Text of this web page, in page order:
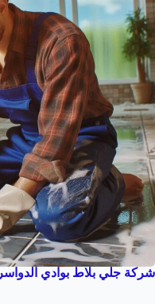
شركة جلي بلاط بوادي الدواسر